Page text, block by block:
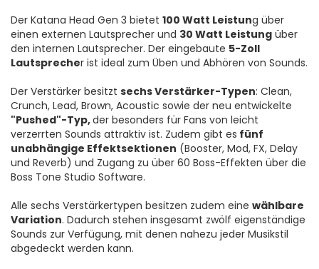
Der Katana Head Gen 3 bietet 100 Watt Leistung über
einen externen Lautsprecher und 30 Watt Leistung über
den internen Lautsprecher. Der eingebaute 5-Zoll
Lautsprecher ist ideal zum Üben und Abhören von Sounds.
Der Verstärker besitzt sechs Verstärker-Typen: Clean,
Crunch, Lead, Brown, Acoustic sowie der neu entwickelte
"Pushed"-Typ,der besonders für Fans von leicht
verzerrten Sounds attraktiv ist. Zudem gibt es fünf
unabhängige Effektsektionen (Booster, Mod, FX, Delay
und Reverb) und Zugang zu über 60 Boss-Effekten über die
Boss Tone Studio Software.
Alle sechs Verstärkertypen besitzen zudem eine wählbare
Variation. Dadurch stehen insgesamt zwölf eigenständige
Sounds zur Verfügung, mit denen nahezu jeder Musikstil
abgedeckt werden kann.